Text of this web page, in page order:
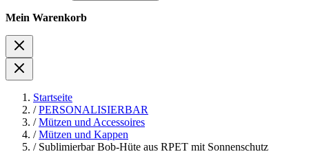
Mein Warenkorb
Startseite
/ PERSONALISIERBAR
/ Mützen und Accessoires
/ Mützen und Kappen
/ Sublimierbar Bob-Hüte aus RPET mit Sonnenschutz